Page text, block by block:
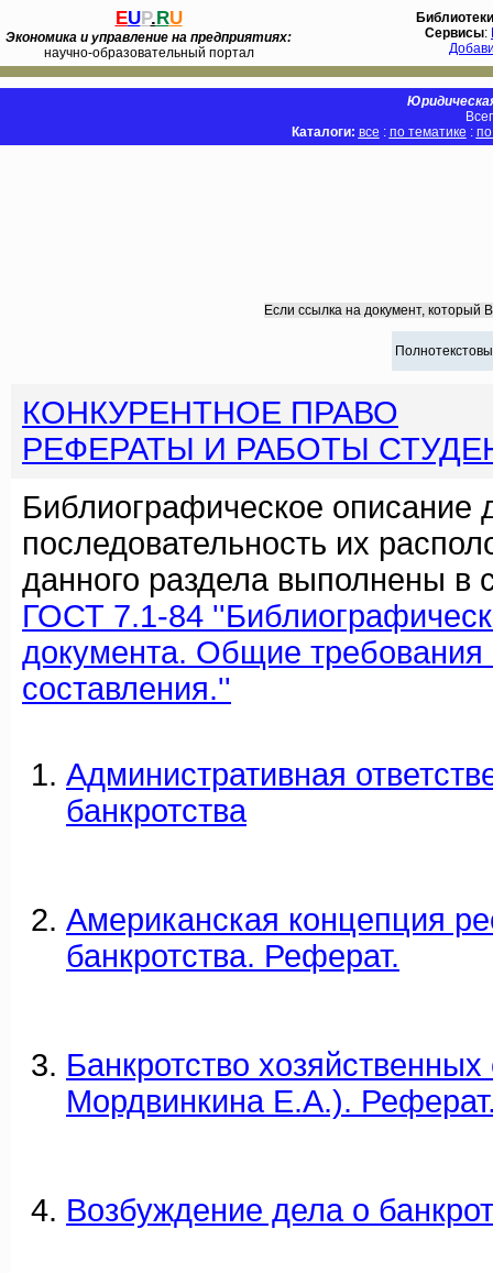
EUP.RU
Экономика и управление на предприятиях:
научно-образовательный портал
Библиотеки
Сервисы:
Каталоги: все : по тематике :
Если ссылка на документ, который
КОНКУРЕНТНОЕ ПРАВО
РЕФЕРАТЫ И РАБОТЫ
Библиографическое описание
последовательность их
данного раздела выполнены в
ГОСТ 7.1-84
документа. Общие требования
составления.''
Административная
банкротства
Американская концепция
банкротства. Реферат.
Банкротство
Мордвинкина Е.А.).
Возбуждение дела о